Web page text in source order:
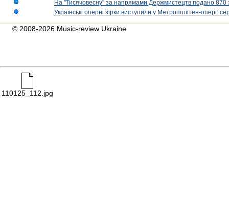
На "Тисячовесну" за напрямами Держмистецтв подано 870
Українські оперні зірки виступили у Метрополітен-опері:
© 2008-2026 Music-review Ukraine
110125_112.jpg